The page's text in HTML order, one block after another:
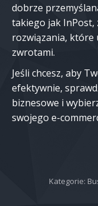
dobrze
takiego jak InPost,
rozwiązania, które
zwrotami.
Jeśli chcesz, aby
efektywnie,
biznesowe i
swojego e-
Kategorie: